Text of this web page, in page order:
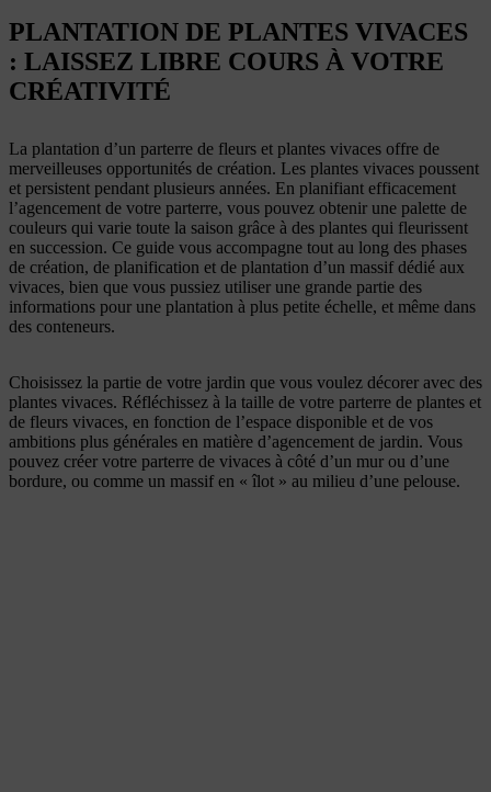
PLANTATION DE PLANTES VIVACES
: LAISSEZ LIBRE COURS À VOTRE
CRÉATIVITÉ
La plantation d’un parterre de fleurs et plantes vivaces offre de
merveilleuses opportunités de création. Les plantes vivaces poussent
et persistent pendant plusieurs années. En planifiant efficacement
l’agencement de votre parterre, vous pouvez obtenir une palette de
couleurs qui varie toute la saison grâce à des plantes qui fleurissent
en succession. Ce guide vous accompagne tout au long des phases
de création, de planification et de plantation d’un massif dédié aux
vivaces, bien que vous pussiez utiliser une grande partie des
informations pour une plantation à plus petite échelle, et même dans
des conteneurs.
Choisissez la partie de votre jardin que vous voulez décorer avec des
plantes vivaces. Réfléchissez à la taille de votre parterre de plantes et
de fleurs vivaces, en fonction de l’espace disponible et de vos
ambitions plus générales en matière d’agencement de jardin. Vous
pouvez créer votre parterre de vivaces à côté d’un mur ou d’une
bordure, ou comme un massif en « îlot » au milieu d’une pelouse.